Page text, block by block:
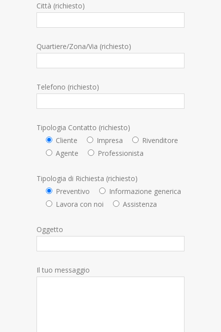
Città (richiesto)
Quartiere/Zona/Via (richiesto)
Telefono (richiesto)
Tipologia Contatto (richiesto)
Cliente
Impresa
Rivenditore
Agente
Professionista
Tipologia di Richiesta (richiesto)
Preventivo
Informazione generica
Lavora con noi
Assistenza
Oggetto
Il tuo messaggio